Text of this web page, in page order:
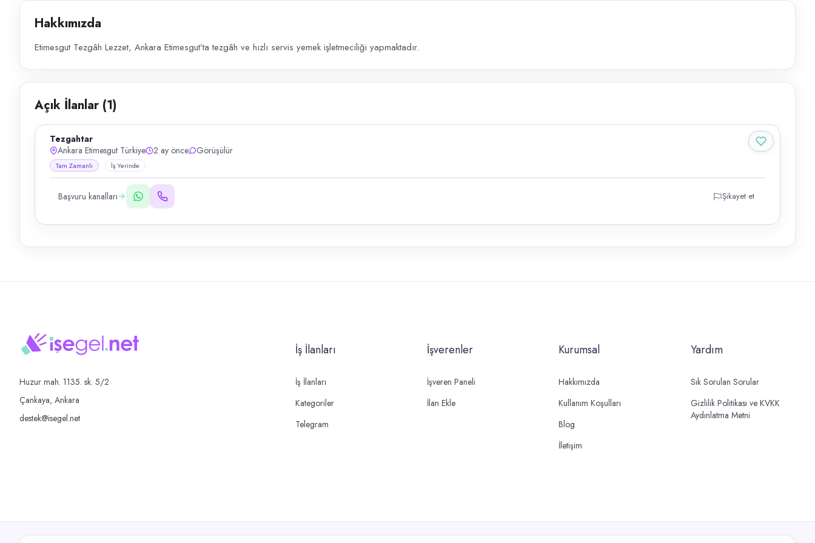
Hakkımızda
Etimesgut Tezgâh Lezzet, Ankara Etimesgut’ta tezgâh ve hızlı servis yemek işletmeciliği yapmaktadır.
Açık İlanlar (1)
Tezgahtar
Ankara Etimesgut Türkiye
2 ay önce Görüşülür
Tam Zamanlı İş Yerinde
Başvuru kanalları Şikayet et
Huzur mah. 1135. sk. 5/2
Çankaya, Ankara
destek@isegel.net
İş İlanları
İş İlanları
Kategoriler
Telegram
İşverenler
İşveren Paneli
İlan Ekle
Kurumsal
Hakkımızda
Kullanım Koşulları
Blog
İletişim
Yardım
Sık Sorulan Sorular
Gizlilik Politikası ve KVKK
Aydınlatma Metni